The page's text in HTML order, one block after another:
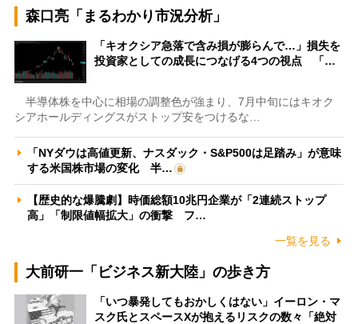
森口亮「まるわかり市況分析」
「キオクシア急落で含み損が膨らんで…」損失を
投資家としての成長につなげる4つの視点 「…
半導体株を中心に相場の調整色が強まり、7月中旬にはキオク
シアホールディングスがストップ安をつけるな…
「NYダウは高値更新、ナスダック・S&P500は足踏み」が意味
する米国株市場の変化 半…
【歴史的な爆騰劇】時価総額10兆円企業が「2連続ストップ
高」「制限値幅拡大」の衝撃 フ…
一覧を見る
大前研一「ビジネス新大陸」の歩き方
「いつ暴発してもおかしくはない」イーロン・マ
スク氏とスペースXが抱えるリスクの数々「絶対